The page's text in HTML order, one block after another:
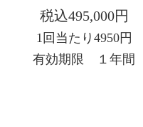
税込495,000円
1回当たり4950円
有効期限 １年間